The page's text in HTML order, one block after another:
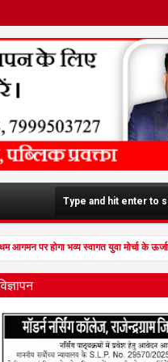
होगा भव्य स्वागत युवा मोर्चा के